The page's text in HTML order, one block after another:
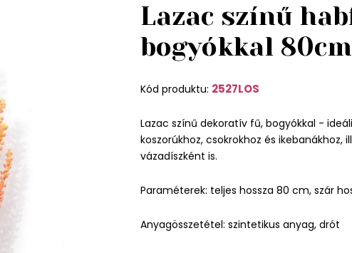
Lazac színű
bogyókkal 80cm
Kód produktu: 2527LOS
Lazac színű dekoratív fű, bogyókkal -
koszorúkhoz, csokrokhoz és ikebanákhoz,
vázadíszként is.
Paraméterek: teljes hossza 80 cm, szár
Anyagösszetétel: szintetikus anyag, drót